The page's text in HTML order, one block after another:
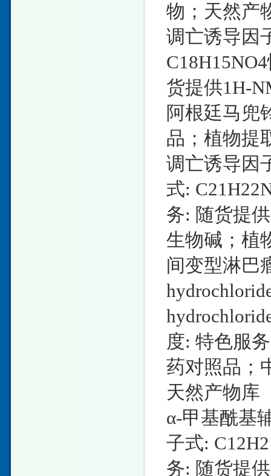
物；天然产
调亡诱导因
货提供1H-
阿根廷马兜
品；植物提
调亡诱导因
式:
务: 随货提
生物碱；植
间变型淋巴
度: 特色服
药对照品；
天然产物库
α-甲基酰基
子式:
务: 随货提